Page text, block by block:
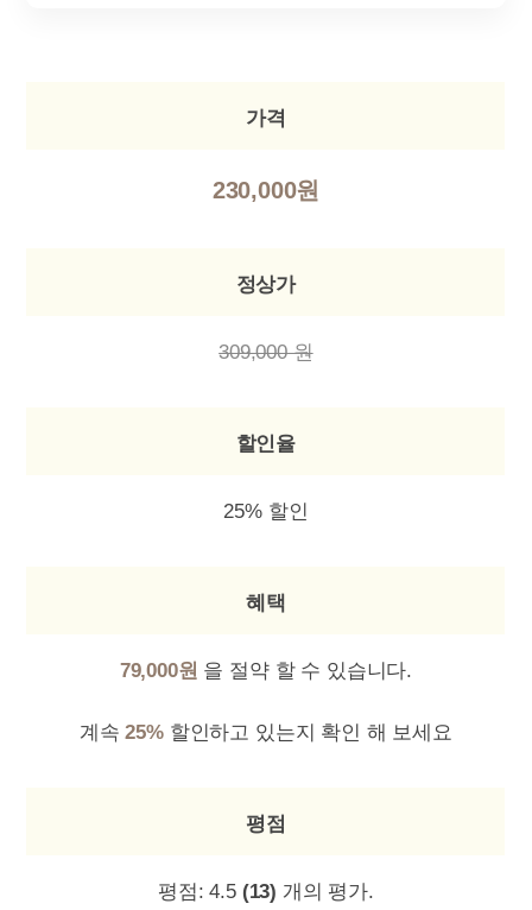
가격
230,000원
정상가
309,000 원
할인율
25% 할인
혜택
79,000원 을 절약 할 수 있습니다.
계속25%할인하고 있는지 확인 해 보세요
평점
평점:4.5 (13) 개의 평가.